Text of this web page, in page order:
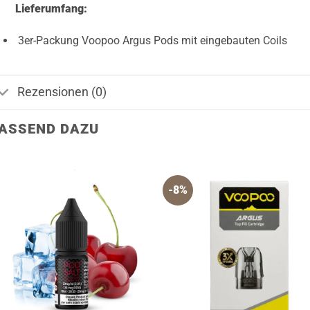
Lieferumfang:
3er-Packung Voopoo Argus Pods mit eingebauten Coils
Rezensionen (0)
DAZU
-8%